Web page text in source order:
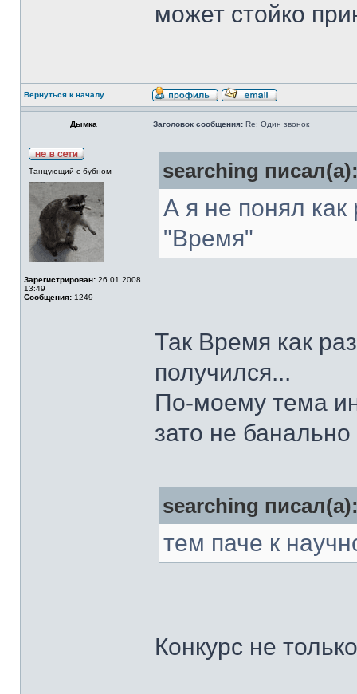
может стойко
Вернуться к началу
Дымка Заголовок сообщения: Re: Один звонок
Танцующий с бубном
Зарегистрирован: 26.01.2008
13:49
Сообщения: 1249
searching
А я не понял как
"Время"
Так Время как
получился...
По-моему тема
зато не банально
searching
тем паче к
Конкурс не